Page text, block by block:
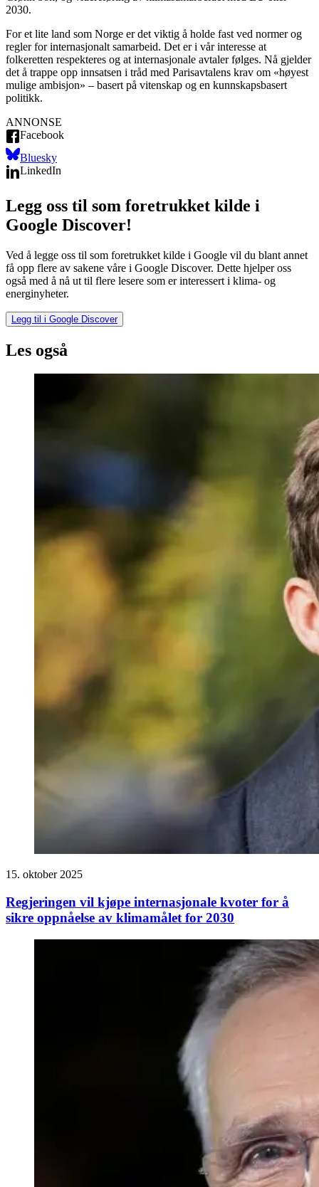
2030.
For et lite land som Norge er det viktig å holde fast ved normer og
regler for internasjonalt samarbeid. Det er i vår interesse at
folkeretten respekteres og at internasjonale avtaler følges. Nå gjelder
det å trappe opp innsatsen i tråd med Parisavtalens krav om «høyest
mulige ambisjon» – basert på vitenskap og en kunnskapsbasert
politikk.
ANNONSE
Facebook
Bluesky
LinkedIn
Legg oss til som foretrukket kilde i
Google Discover!
Ved å legge oss til som foretrukket kilde i Google vil du blant annet
få opp flere av sakene våre i Google Discover. Dette hjelper oss
også med å nå ut til flere lesere som er interessert i klima- og
energinyheter.
Legg til i Google Discover
Les også
15. oktober 2025
Regjeringen vil kjøpe internasjonale kvoter for å
sikre oppnåelse av klimamålet for 2030